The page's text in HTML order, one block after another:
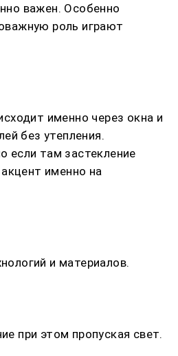
важен. Особенно
роль играют
именно через окна и
без утепления.
если там застекление
именно на
и материалов.
при этом пропуская свет.